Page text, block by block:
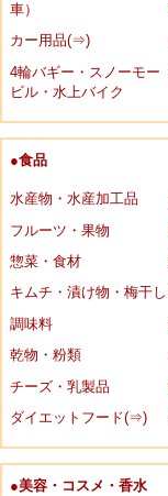
車）
カー用品(⇒)
4輪バギー・スノーモー
ビル・水上バイク
●食品
水産物・水産加工品
フルーツ・果物
惣菜・食材
キムチ・漬け物・梅干し
調味料
乾物・粉類
チーズ・乳製品
ダイエットフード(⇒)
●美容・コスメ・香水